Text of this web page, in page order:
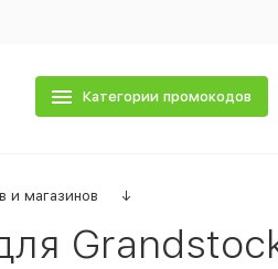
Категории промокодов
и магазинов ↓